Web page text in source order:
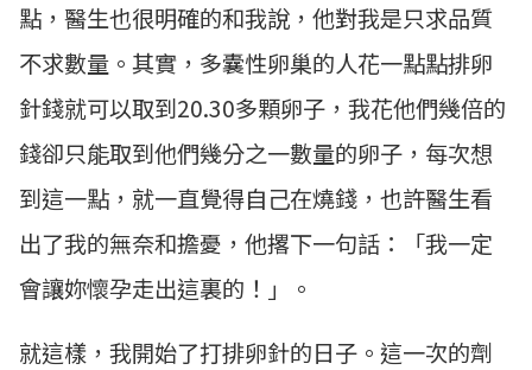
點，醫生也很明確的和我說，他對我是只求品質
不求數量。其實，多囊性卵巢的人花一點點排卵
針錢就可以取到20.30多顆卵子，我花他們幾倍的
錢卻只能取到他們幾分之一數量的卵子，每次想
到這一點，就一直覺得自己在燒錢，也許醫生看
出了我的無奈和擔憂，他撂下一句話：「我一定
會讓妳懷孕走出這裏的！」。
就這樣，我開始了打排卵針的日子。這一次的劑